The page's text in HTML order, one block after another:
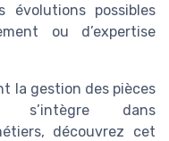
évolutions possibles
ou d’expertise
la gestion des pièces
s’intègre dans
découvrez cet